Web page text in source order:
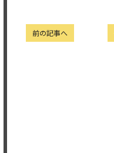
前の記事へ